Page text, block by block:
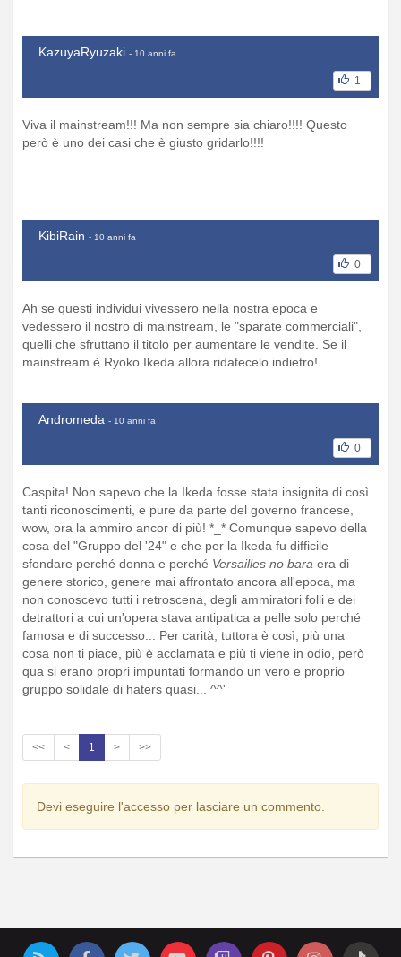
KazuyaRyuzaki - 10 anni fa
1
Viva il mainstream!!! Ma non sempre sia chiaro!!!! Questo
però è uno dei casi che è giusto gridarlo!!!!
KibiRain - 10 anni fa
0
Ah se questi individui vivessero nella nostra epoca e
vedessero il nostro di mainstream, le "sparate commerciali",
quelli che sfruttano il titolo per aumentare le vendite. Se il
mainstream è Ryoko Ikeda allora ridatecelo indietro!
Andromeda - 10 anni fa
0
Caspita! Non sapevo che la Ikeda fosse stata insignita di così
tanti riconoscimenti, e pure da parte del governo francese,
wow, ora la ammiro ancor di più! *_* Comunque sapevo della
cosa del "Gruppo del '24" e che per la Ikeda fu difficile
sfondare perché donna e perché Versailles no bara era di
genere storico, genere mai affrontato ancora all'epoca, ma
non conoscevo tutti i retroscena, degli ammiratori folli e dei
detrattori a cui un'opera stava antipatica a pelle solo perché
famosa e di successo... Per carità, tuttora è così, più una
cosa non ti piace, più è acclamata e più ti viene in odio, però
qua si erano propri impuntati formando un vero e proprio
gruppo solidale di haters quasi... ^^'
<< < 1 > >>
Devi eseguire l'accesso per lasciare un commento.